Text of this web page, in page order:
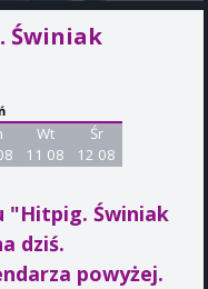
Świniak
Wt
11 08
Śr
12 08
"Hitpig. Świniak
dziś.
powyżej.